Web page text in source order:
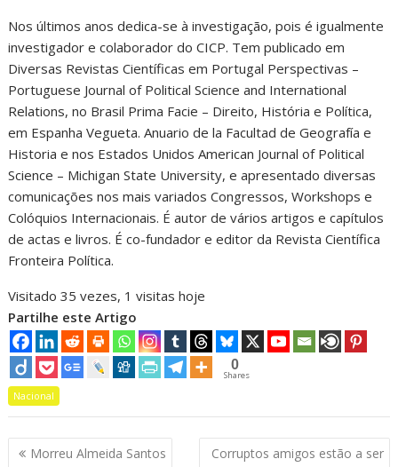
Nos últimos anos dedica-se à investigação, pois é igualmente
investigador e colaborador do CICP. Tem publicado em
Diversas Revistas Científicas em Portugal Perspectivas –
Portuguese Journal of Political Science and International
Relations, no Brasil Prima Facie – Direito, História e Política,
em Espanha Vegueta. Anuario de la Facultad de Geografía e
Historia e nos Estados Unidos American Journal of Political
Science – Michigan State University, e apresentado diversas
comunicações nos mais variados Congressos, Workshops e
Colóquios Internacionais. É autor de vários artigos e capítulos
de actas e livros. É co-fundador e editor da Revista Científica
Fronteira Política.
Visitado 35 vezes, 1 visitas hoje
Partilhe este Artigo
0
Shares
Nacional
Navegação
Morreu Almeida Santos
Corruptos amigos estão a ser